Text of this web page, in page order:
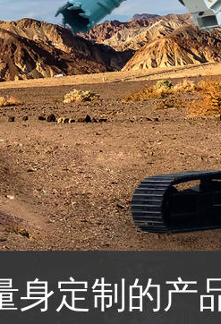
身定制的产